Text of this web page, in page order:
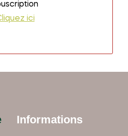
ici
Informations